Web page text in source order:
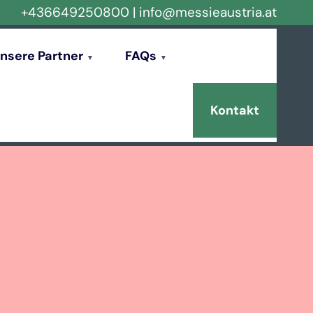
+436649250800 | info@messieaustria.at
Partner FAQs
Kontakt